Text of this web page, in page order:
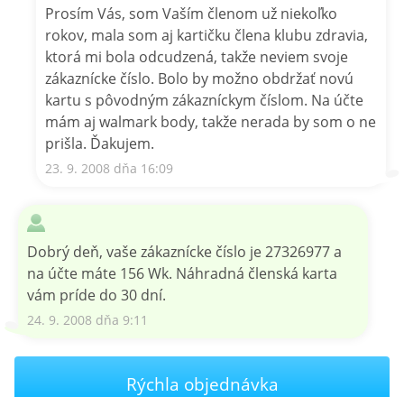
Prosím Vás, som Vaším členom už niekoľko
rokov, mala som aj kartičku člena klubu zdravia,
ktorá mi bola odcudzená, takže neviem svoje
zákaznícke číslo. Bolo by možno obdržať novú
kartu s pôvodným zákazníckym číslom. Na účte
mám aj walmark body, takže nerada by som o ne
prišla. Ďakujem.
23. 9. 2008 dňa 16:09
Dobrý deň, vaše zákaznícke číslo je 27326977 a
na účte máte 156 Wk. Náhradná členská karta
vám príde do 30 dní.
24. 9. 2008 dňa 9:11
Rýchla objednávka